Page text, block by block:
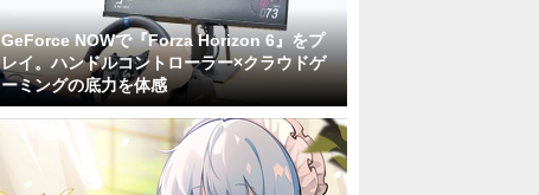
GeForce NOWで『Forza Horizon 6』をプ
レイ。ハンドルコントローラー×クラウドゲ
ーミングの底力を体感